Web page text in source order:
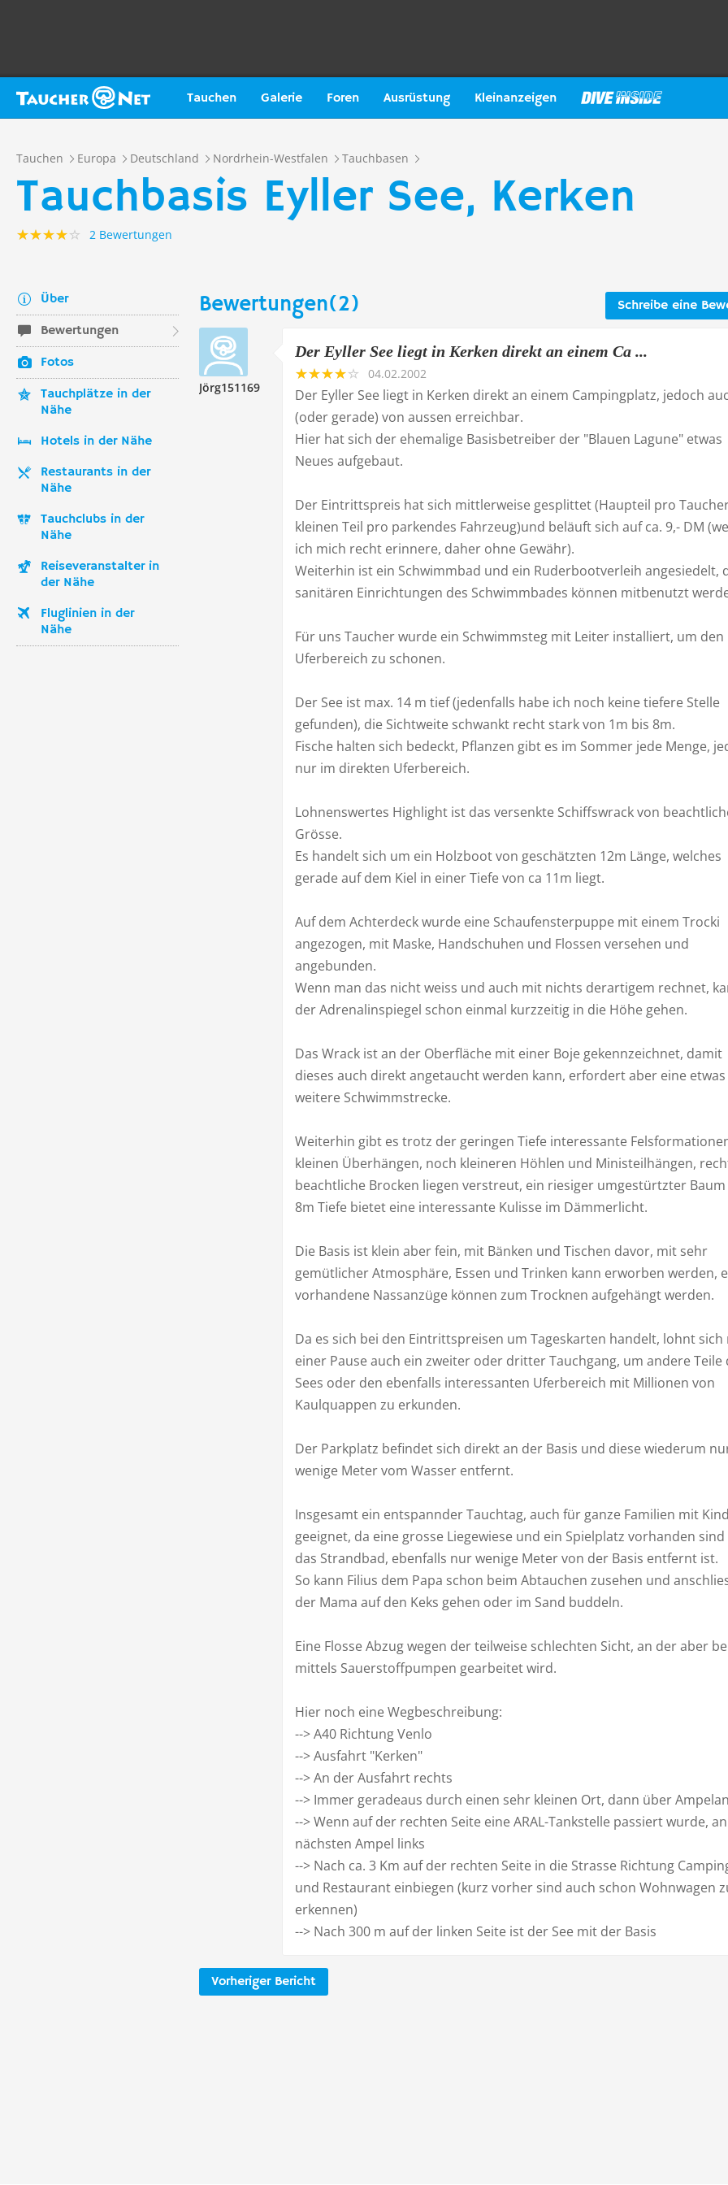
Tauchen Galerie Foren Ausrüstung Kleinanzeigen
Tauchen Europa Deutschland Nordrhein-Westfalen Tauchbasen
Tauchbasis Eyller See, Kerken
2 Bewertungen
Über
Bewertungen
Fotos
Tauchplätze in der
Nähe
Hotels in der Nähe
Restaurants in der
Nähe
Tauchclubs in der
Nähe
Reiseveranstalter in
der Nähe
Fluglinien in der
Nähe
Schreibe eine
Bewertungen(2)
Jörg151169
Der Eyller See liegt in Kerken direkt an einem Ca ...
04.02.2002
Der Eyller See liegt in Kerken direkt an einem Campingplatz, jedoch
(oder gerade) von aussen erreichbar.
Hier hat sich der ehemalige Basisbetreiber der "Blauen Lagune" etwas
Neues aufgebaut.
Der Eintrittspreis hat sich mittlerweise gesplittet (Haupteil pro
kleinen Teil pro parkendes Fahrzeug)und beläuft sich auf ca. 9,- DM
ich mich recht erinnere, daher ohne Gewähr).
Weiterhin ist ein Schwimmbad und ein Ruderbootverleih angesiedelt,
sanitären Einrichtungen des Schwimmbades können mitbenutzt
Für uns Taucher wurde ein Schwimmsteg mit Leiter installiert, um den
Uferbereich zu schonen.
Der See ist max. 14 m tief (jedenfalls habe ich noch keine tiefere Stelle
gefunden), die Sichtweite schwankt recht stark von 1m bis 8m.
Fische halten sich bedeckt, Pflanzen gibt es im Sommer jede Menge,
nur im direkten Uferbereich.
Lohnenswertes Highlight ist das versenkte Schiffswrack von
Grösse.
Es handelt sich um ein Holzboot von geschätzten 12m Länge, welches
gerade auf dem Kiel in einer Tiefe von ca 11m liegt.
Auf dem Achterdeck wurde eine Schaufensterpuppe mit einem Trocki
angezogen, mit Maske, Handschuhen und Flossen versehen und
angebunden.
Wenn man das nicht weiss und auch mit nichts derartigem rechnet,
der Adrenalinspiegel schon einmal kurzzeitig in die Höhe gehen.
Das Wrack ist an der Oberfläche mit einer Boje gekennzeichnet, damit
dieses auch direkt angetaucht werden kann, erfordert aber eine etwas
weitere Schwimmstrecke.
Weiterhin gibt es trotz der geringen Tiefe interessante
kleinen Überhängen, noch kleineren Höhlen und Ministeilhängen,
beachtliche Brocken liegen verstreut, ein riesiger umgestürtzter
8m Tiefe bietet eine interessante Kulisse im Dämmerlicht.
Die Basis ist klein aber fein, mit Bänken und Tischen davor, mit sehr
gemütlicher Atmosphäre, Essen und Trinken kann erworben werden,
vorhandene Nassanzüge können zum Trocknen aufgehängt werden.
Da es sich bei den Eintrittspreisen um Tageskarten handelt, lohnt sich
einer Pause auch ein zweiter oder dritter Tauchgang, um andere Teile
Sees oder den ebenfalls interessanten Uferbereich mit Millionen von
Kaulquappen zu erkunden.
Der Parkplatz befindet sich direkt an der Basis und diese wiederum
wenige Meter vom Wasser entfernt.
Insgesamt ein entspannder Tauchtag, auch für ganze Familien mit
geeignet, da eine grosse Liegewiese und ein Spielplatz vorhanden
das Strandbad, ebenfalls nur wenige Meter von der Basis entfernt ist.
So kann Filius dem Papa schon beim Abtauchen zusehen und
der Mama auf den Keks gehen oder im Sand buddeln.
Eine Flosse Abzug wegen der teilweise schlechten Sicht, an der aber
mittels Sauerstoffpumpen gearbeitet wird.
Hier noch eine Wegbeschreibung:
--> A40 Richtung Venlo
--> Ausfahrt "Kerken"
--> An der Ausfahrt rechts
--> Immer geradeaus durch einen sehr kleinen Ort, dann über
--> Wenn auf der rechten Seite eine ARAL-Tankstelle passiert wurde,
nächsten Ampel links
--> Nach ca. 3 Km auf der rechten Seite in die Strasse Richtung
und Restaurant einbiegen (kurz vorher sind auch schon Wohnwagen
erkennen)
--> Nach 300 m auf der linken Seite ist der See mit der Basis
Vorheriger Bericht